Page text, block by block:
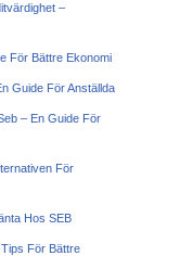
–
För Bättre Ekonomi
Guide För Anställda
– En Guide För
För
Hos SEB
För Bättre